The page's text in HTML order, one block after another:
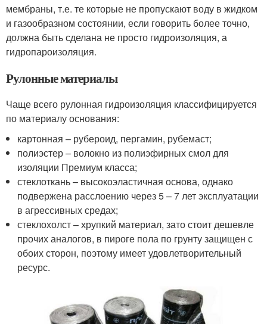
мембраны, т.е. те которые не пропускают воду в жидком
и газообразном состоянии, если говорить более точно,
должна быть сделана не просто гидроизоляция, а
гидропароизоляция.
Рулонные материалы
Чаще всего рулонная гидроизоляция классифицируется
по материалу основания:
картонная – рубероид, пергамин, рубемаст;
полиэстер – волокно из полиэфирных смол для
изоляции Премиум класса;
стеклоткань – высокоэластичная основа, однако
подвержена расслоению через 5 – 7 лет эксплуатации
в агрессивных средах;
стеклохолст – хрупкий материал, зато стоит дешевле
прочих аналогов, в пироге пола по грунту защищен с
обоих сторон, поэтому имеет удовлетворительный
ресурс.